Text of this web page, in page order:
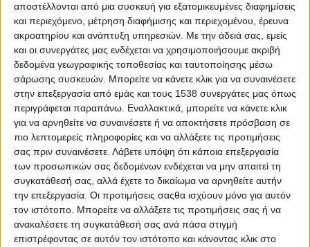
αποστέλλονται από μια συσκευή για εξατομικευμένες διαφημίσεις
και περιεχόμενο, μέτρηση διαφήμισης και περιεχομένου, έρευνα
ακροατηρίου και ανάπτυξη υπηρεσιών. Με την άδειά σας, εμείς
και οι συνεργάτες μας ενδέχεται να χρησιμοποιήσουμε ακριβή
δεδομένα γεωγραφικής τοποθεσίας και ταυτοποίησης μέσω
σάρωσης συσκευών. Μπορείτε να κάνετε κλικ για να συναινέσετε
στην επεξεργασία από εμάς και τους 1538 συνεργάτες μας όπως
περιγράφεται παραπάνω. Εναλλακτικά, μπορείτε να κάνετε κλικ
για να αρνηθείτε να συναινέσετε ή να αποκτήσετε πρόσβαση σε
πιο λεπτομερείς πληροφορίες και να αλλάξετε τις προτιμήσεις
σας πριν συναινέσετε. Λάβετε υπόψη ότι κάποια επεξεργασία
των προσωπικών σας δεδομένων ενδέχεται να μην απαιτεί τη
συγκατάθεσή σας, αλλά έχετε το δικαίωμα να αρνηθείτε αυτήν
την επεξεργασία. Οι προτιμήσεις σαςθα ισχύουν μόνο για αυτόν
τον ιστότοπο. Μπορείτε να αλλάξετε τις προτιμήσεις σας ή να
ανακαλέσετε τη συγκατάθεσή σας ανά πάσα στιγμή
επιστρέφοντας σε αυτόν τον ιστότοπο και κάνοντας κλικ στο
4ος Δρόμος Θυσίας «Κακολύρι 1944»
Like like #13
Like like #21
Like like #9
Στα Social Media - 1
Στα Social Media, 1-8 Απριλίου 2019